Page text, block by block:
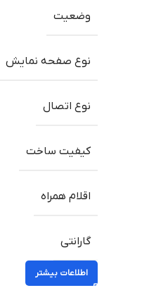
وضعیت
نوع صفحه نمایش
نوع اتصال
کیفیت ساخت
اقلام همراه
گارانتی
اطلاعات بیشتر